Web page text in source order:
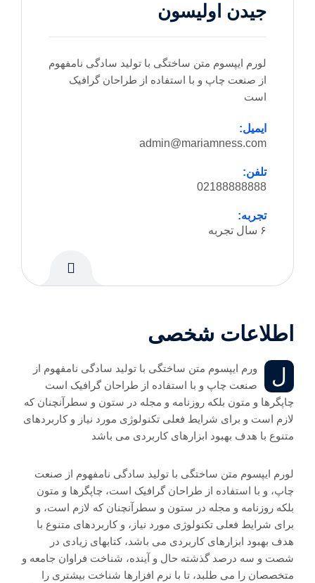
جیدن اولیسون
لورم ایپسوم متن ساختگی با تولید سادگی نامفهوم
از صنعت چاپ و با استفاده از طراحان گرافیک
است
ایمیل:
admin@mariamness.com
تلفن:
02188888888
تجربه:
۶ سال تجربه
اطلاعات شخصی
ل
ورم ایپسوم متن ساختگی با تولید سادگی نامفهوم از
صنعت چاپ و با استفاده از طراحان گرافیک است
چاپگرها و متون بلکه روزنامه و مجله در ستون و سطرآنچنان که
لازم است و برای شرایط فعلی تکنولوژی مورد نیاز و کاربردهای
متنوع با هدف بهبود ابزارهای کاربردی می باشد
لورم ایپسوم متن ساختگی با تولید سادگی نامفهوم از صنعت
چاپ، و با استفاده از طراحان گرافیک است، چاپگرها و متون
بلکه روزنامه و مجله در ستون و سطرآنچنان که لازم است، و
برای شرایط فعلی تکنولوژی مورد نیاز، و کاربردهای متنوع با
هدف بهبود ابزارهای کاربردی می باشد، کتابهای زیادی در
شصت و سه درصد گذشته حال و آینده، شناخت فراوان جامعه و
متخصصان را می طلبد، تا با نرم افزارها شناخت بیشتری را